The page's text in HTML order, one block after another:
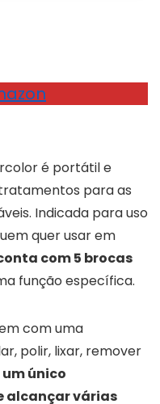
é portátil e
para as
Indicada para uso
quer usar em
com 5 brocas
função específica.
com uma
polir, lixar, remover
um único
alcançar várias